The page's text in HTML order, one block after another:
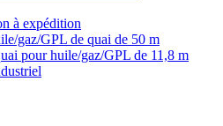
à expédition
gaz/GPL de quai de 50 m
pour huile/gaz/GPL de 11,8 m